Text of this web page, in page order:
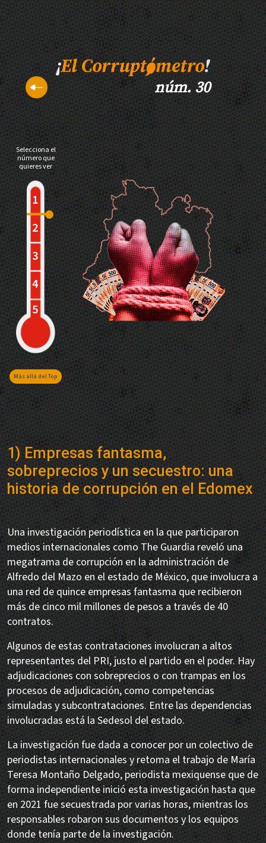
núm. 30
Selecciona el
número que
quieres ver
Más allá del Top
1) Empresas fantasma,
sobreprecios y un secuestro: una
historia de corrupción en el Edomex
Una investigación periodística en la que participaron
medios internacionales como The Guardia reveló una
megatrama de corrupción en la administración de
Alfredo del Mazo en el estado de México, que involucra a
una red de quince empresas fantasma que recibieron
más de cinco mil millones de pesos a través de 40
contratos.
Algunos de estas contrataciones involucran a altos
representantes del PRI, justo el partido en el poder. Hay
adjudicaciones con sobreprecios o con trampas en los
procesos de adjudicación, como competencias
simuladas y subcontrataciones. Entre las dependencias
involucradas está la Sedesol del estado.
La investigación fue dada a conocer por un colectivo de
periodistas internacionales y retoma el trabajo de María
Teresa Montaño Delgado, periodista mexiquense que de
forma independiente inició esta investigación hasta que
en 2021 fue secuestrada por varias horas, mientras los
responsables robaron sus documentos y los equipos
donde tenía parte de la investigación.